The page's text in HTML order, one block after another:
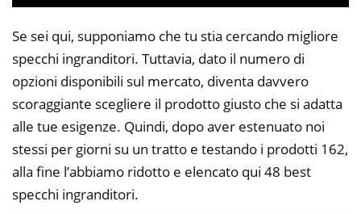
Se sei qui, supponiamo che tu stia cercando migliore
specchi ingranditori. Tuttavia, dato il numero di
opzioni disponibili sul mercato, diventa davvero
scoraggiante scegliere il prodotto giusto che si adatta
alle tue esigenze. Quindi, dopo aver estenuato noi
stessi per giorni su un tratto e testando i prodotti 162,
alla fine l’abbiamo ridotto e elencato qui 48 best
specchi ingranditori.